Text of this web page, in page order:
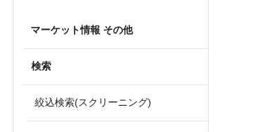
マーケット情報 その他
検索
絞込検索(スクリーニング)